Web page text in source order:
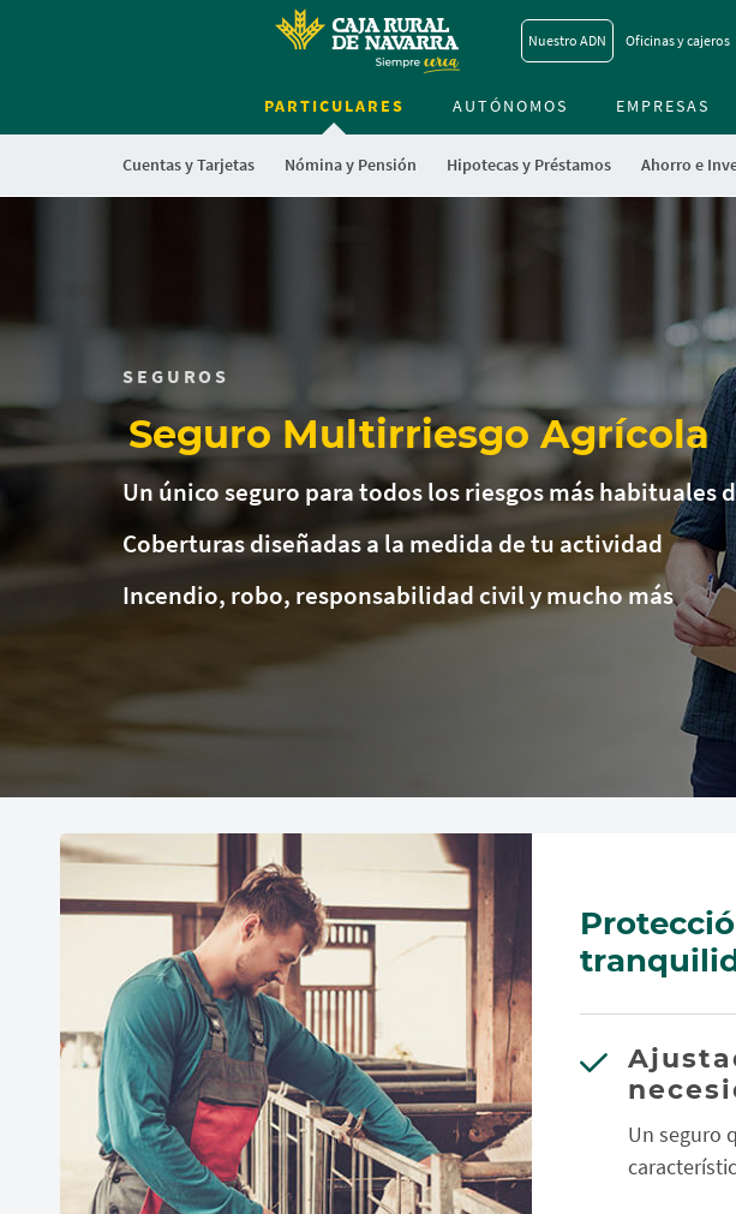
Nuestro ADN Oficinas y cajeros
PARTICULARES
Cuentas y Tarjetas Nómina y Pensión Hipotecas y Préstamos Ahorro e
AUTÓNOMOS EMPRESAS
SEGUROS
Seguro Multirriesgo Agrícola
Un único seguro para todos los riesgos más habituales
Coberturas diseñadas a la medida de tu actividad
Incendio, robo, responsabilidad civil y mucho más
Un seguro